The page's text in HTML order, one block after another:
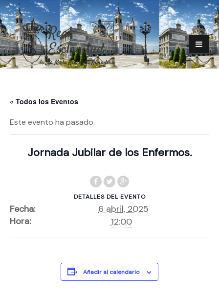
« Todos los Eventos
Este evento ha pasado.
Jornada Jubilar de los Enfermos.
DETALLES DEL EVENTO
Fecha:
6 abril, 2025
Hora:
12:00
Añadir al calendario